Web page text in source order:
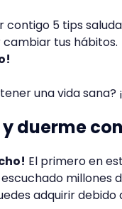
5 tips
cambiar tus hábitos.
una vida sana?
y duerme
El primero en
millones
adquirir debido